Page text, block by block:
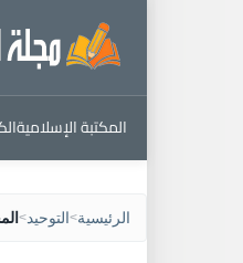
المكتبة الإسلامية
الرئيسية>التوحيد>